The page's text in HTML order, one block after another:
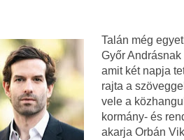
Talán még
Győr
amit két napja
rajta a
vele a
kormány- és
akarja Orbán